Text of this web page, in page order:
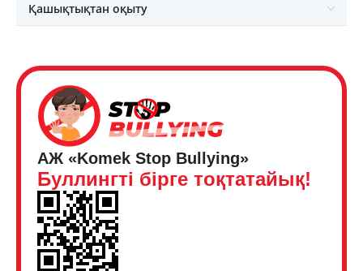
Қашықтықтан оқыту
АЖ «Komek Stop Bullying»
Буллингті бірге тоқтатайық!